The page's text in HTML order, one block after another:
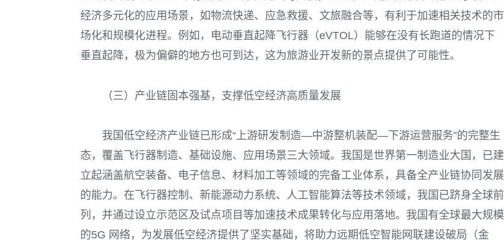
经济多元化的应用场景，如物流快递、应急救援、文旅融合等，有利于加速相关技术的市
场化和规模化进程。例如，电动垂直起降飞行器（eVTOL）能够在没有长跑道的情况下
垂直起降，极为偏僻的地方也可到达，这为旅游业开发新的景点提供了可能性。
（三）产业链固本强基，支撑低空经济高质量发展
我国低空经济产业链已形成“上游研发制造—中游整机装配—下游运营服务”的完整生
态，覆盖飞行器制造、基础设施、应用场景三大领域。我国是世界第一制造业大国，已建
立起涵盖航空装备、电子信息、材料加工等领域的完备工业体系，具备全产业链协同发展
的能力。在飞行器控制、新能源动力系统、人工智能算法等技术领域，我国已跻身全球前
列，并通过设立示范区及试点项目等加速技术成果转化与应用落地。我国有全球最大规模
的5G 网络，为发展低空经济提供了坚实基础，将助力远期低空智能网联建设破局（金